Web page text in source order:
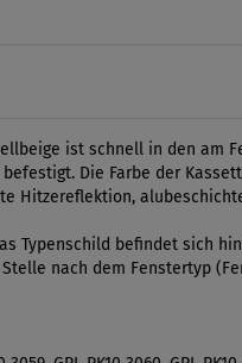
ist schnell in den am
Die Farbe der
Hitzereflektion,
Typenschild befindet sich
nach dem Fenstertyp